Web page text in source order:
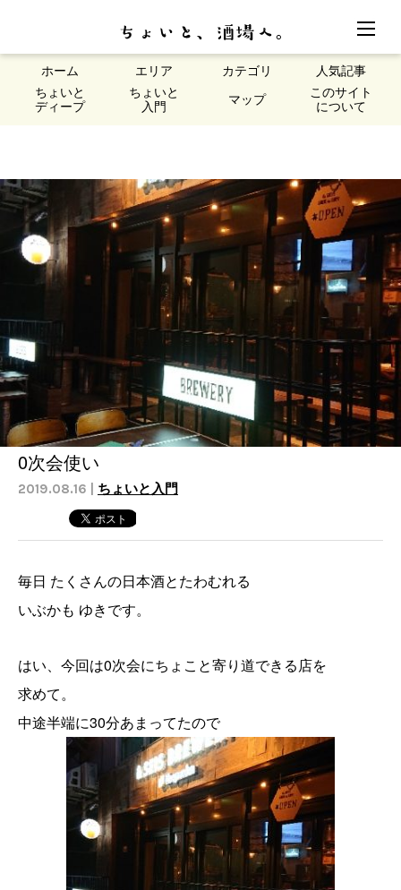
ホーム エリア カテゴリ
人気記事
ちょいと
ディープ
ちょいと
入門
マップ
このサイト
について
0次会使い
2019.08.16 | ちょいと入門
毎日 たくさんの日本酒とたわむれる
いぶかも ゆきです。
はい、今回は0次会にちょこと寄り道できる店を
求めて。
中途半端に30分あまってたので